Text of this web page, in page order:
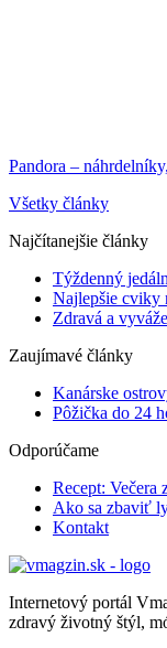
Pandora –
Všetky články
Najčítanejšie články
Týždenný
Najlepšie cviky
Zdravá a
Zaujímavé články
Kanárske
Pôžička do 24
Odporúčame
Recept: Večera
Ako sa zbaviť
Kontakt
Internetový portál
zdravý životný štýl,